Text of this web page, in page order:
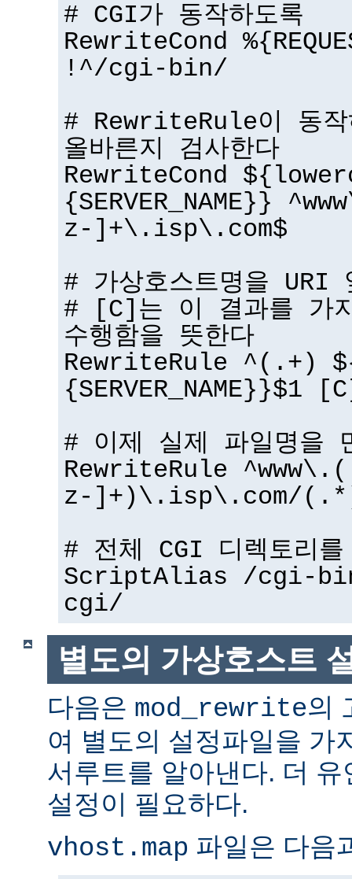
# CGI가 동작하도록
RewriteCond
!^/cgi-bin/
# RewriteRule이 동작
올바른지 검사한다
RewriteCond
{SERVER_NAME}}
z-]+\.isp\.com$
# 가상호스트명을 URI
# [C]는 이 결과를 가
수행함을 뜻한다
RewriteRule ^(.+)
{SERVER_NAME}}$1
# 이제 실제 파일명을
RewriteRule
z-]+)\.isp\.com/(.*)
# 전체 CGI 디렉토리를
ScriptAlias /cgi-
cgi/
별도의 가상호스트
다음은 mod_rewrite의
여 별도의 설정파일을 가
서루트를 알아낸다. 더
설정이 필요하다.
vhost.map 파일은 다음